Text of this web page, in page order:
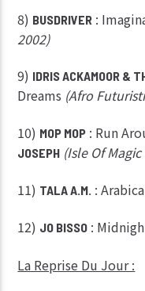
8) BUSDRIVER :
2002)
9) IDRIS ACKAMOOR &
Dreams (Afro
10) MOP MOP : Run
JOSEPH (Isle Of
11) TALA A.M. : Arabica
12) JO BISSO :
La Reprise Du Jour :